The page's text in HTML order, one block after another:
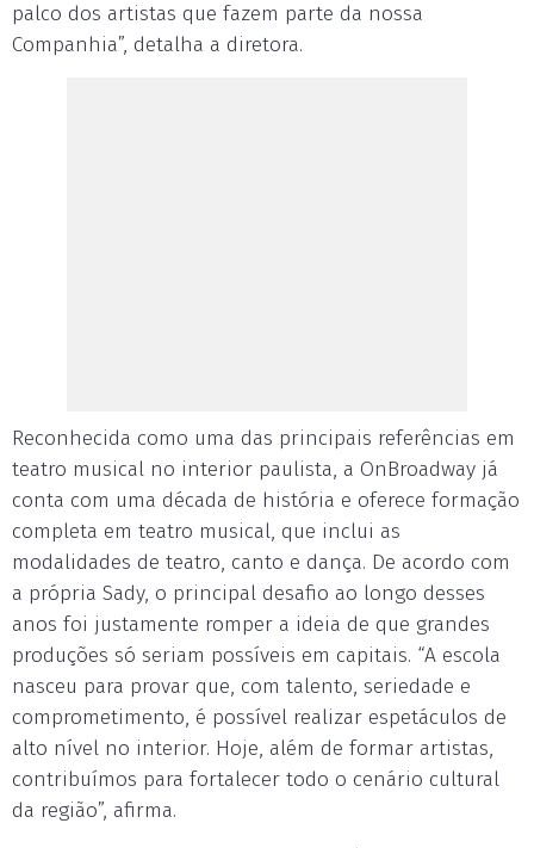
palco dos artistas que fazem parte da nossa
Companhia”, detalha a diretora.
Reconhecida como uma das principais referências em
teatro musical no interior paulista, a OnBroadway já
conta com uma década de história e oferece formação
completa em teatro musical, que inclui as
modalidades de teatro, canto e dança. De acordo com
a própria Sady, o principal desafio ao longo desses
anos foi justamente romper a ideia de que grandes
produções só seriam possíveis em capitais. “A escola
nasceu para provar que, com talento, seriedade e
comprometimento, é possível realizar espetáculos de
alto nível no interior. Hoje, além de formar artistas,
contribuímos para fortalecer todo o cenário cultural
da região”, afirma.